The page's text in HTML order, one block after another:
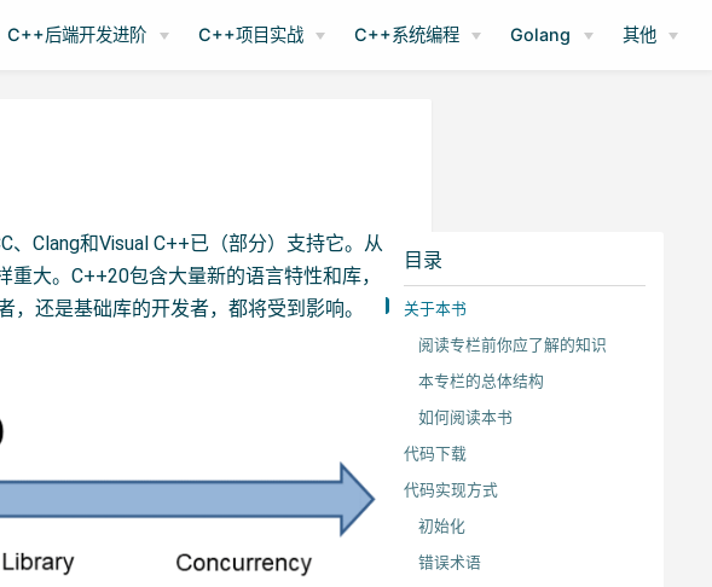
C++后端开发进阶 C++项目实战 C++系统编程 Golang 其他
目录
关于本书
阅读专栏前你应了解的知识
本专栏的总体结构
如何阅读本书
代码下载
代码实现方式
初始化
错误术语
Clang和Visual C++已（部分）支持它。从
大。C++20包含大量新的语言特性和库，
还是基础库的开发者，都将受到影响。